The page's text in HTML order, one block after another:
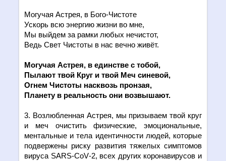
Могучая Астрея, в Бого-Чистоте
Ускорь всю энергию жизни во мне,
Мы выйдем за рамки любых нечистот,
Ведь Свет Чистоты в нас вечно живёт.
Могучая Астрея, в единcтве с тобой,
Пылают твой Круг и твой Меч синевой,
Огнем Чистоты насквозь пронзая,
Планету в реальность они возвышают.
3. Возлюбленная Астрея, мы призываем твой круг
и меч очистить физические, эмоциональные,
ментальные и тела идентичности людей, которые
подвержены риску развития тяжелых симптомов
вируса SARS-CoV-2, всех других коронавирусов и